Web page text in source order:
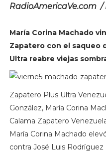
RadioAmericaVe.com /
María Corina Machado
Zapatero con el saqueo
Ultra reabre viejas
Zapatero Plus Ultra
González, María Corina
Calama Zapatero
María Corina Machado
contra José Luis